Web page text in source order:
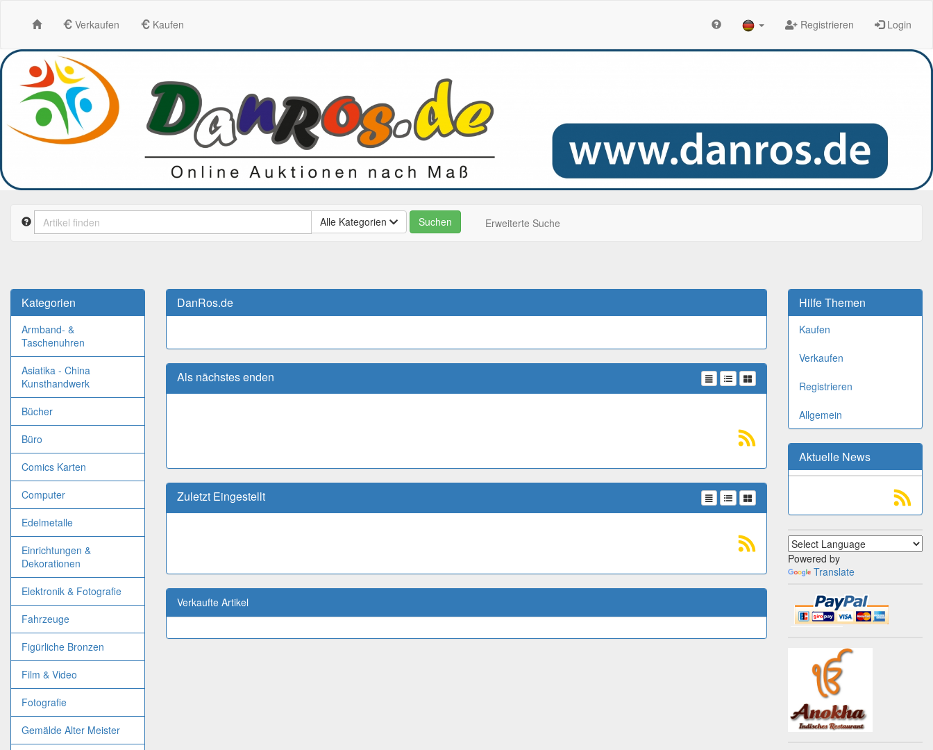
Verkaufen Kaufen Registrieren Login
Alle Kategorien Erweiterte Suche
Kategorien
Armband- &
Taschenuhren
Asiatika - China
Kunsthandwerk
Bücher
Büro
Comics Karten
Computer
Edelmetalle
Einrichtungen &
Dekorationen
Elektronik & Fotografie
Fahrzeuge
Figürliche Bronzen
Film & Video
Fotografie
Gemälde Alter Meister
DanRos.de
Als nächstes enden
Zuletzt Eingestellt
Verkaufte Artikel
Hilfe Themen
Kaufen
Verkaufen
Registrieren
Allgemein
Aktuelle News
Powered by
Translate